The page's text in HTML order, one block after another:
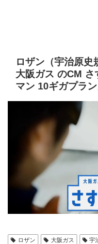
ロザン（宇治原史
大阪ガス のCM
マン 10ギガプラ
ロザン 大阪ガス 宇